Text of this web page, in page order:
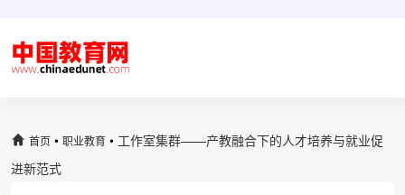
首页 • 职业教育 • 工作室集群——产教融合下的人才培养与就业促
进新范式